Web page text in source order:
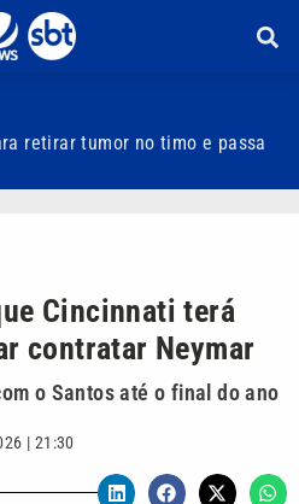
retirar tumor no timo e passa
Cincinnati terá
contratar Neymar
o Santos até o final do ano
| 21:30